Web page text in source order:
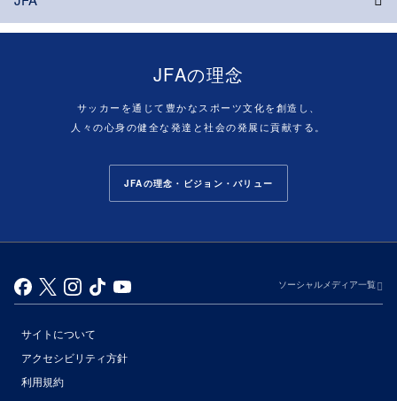
JFAの理念
サッカーを通じて豊かなスポーツ文化を創造し、
人々の心身の健全な発達と社会の発展に貢献する。
JFAの理念・ビジョン・バリュー
ソーシャルメディア一覧
サイトについて
アクセシビリティ方針
利用規約